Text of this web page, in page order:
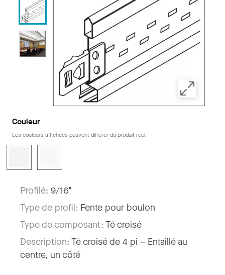
Couleur
Les couleurs affichées peuvent différer du produit réel.
Profilé: 9/16"
Type de profil: Fente pour boulon
Type de composant: Té croisé
Description: Té croisé de 4 pi – Entaillé au
centre, un côté